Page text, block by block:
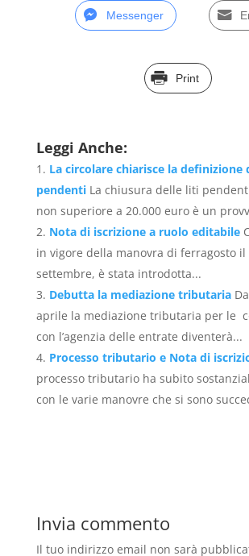
Messenger
Print
Leggi Anche:
La circolare chiarisce la definizione
pendenti La chiusura delle liti
non superiore a 20.000 euro è un
Nota di iscrizione a ruolo editabile
in vigore della manovra di ferragosto il
settembre, è stata introdotta...
Debutta la mediazione tributaria
aprile la mediazione tributaria per le
con l’agenzia delle entrate diventerà...
Processo tributario e Nota di
processo tributario ha subito
con le varie manovre che si sono
Invia commento
Il tuo indirizzo email non sarà